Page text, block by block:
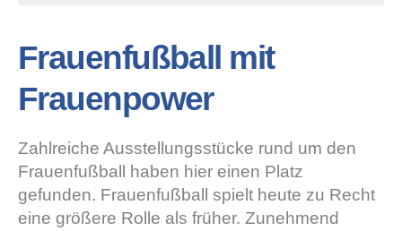
Frauenfußball mit
Frauenpower
Zahlreiche Ausstellungsstücke rund um den
Frauenfußball haben hier einen Platz
gefunden. Frauenfußball spielt heute zu Recht
eine größere Rolle als früher. Zunehmend